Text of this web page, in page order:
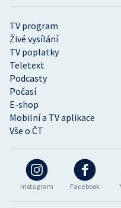
Instagram Facebook
TV program
Živé vysílání
TV poplatky
Teletext
Podcasty
Počasí
E-shop
Mobilní a TV aplikace
Vše o ČT